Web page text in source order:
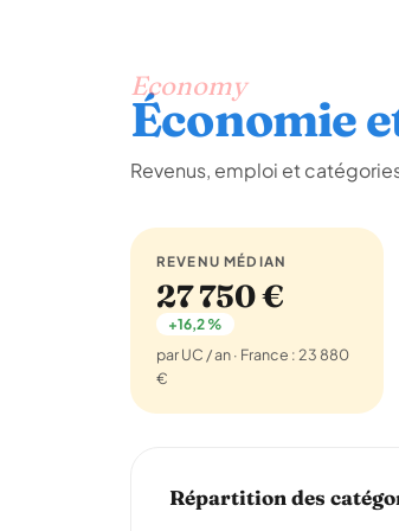
Economy
Économie
Revenus, emploi et
REVENU MÉDIAN
27 750 €
+16,2 %
par UC / an · France : 23 880
€
Répartition des